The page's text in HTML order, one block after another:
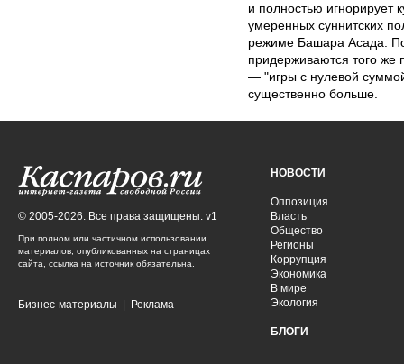
и полностью игнорирует
умеренных суннитских
режиме Башара Асада.
придерживаются того же
— "игры с нулевой
существенно больше.
© 2005-2026. Все права защищены. v1
При полном или частичном использовании
материалов, опубликованных на страницах
сайта, ссылка на источник обязательна.
Бизнес-материалы Реклама
НОВОСТИ
Оппозиция
Власть
Общество
Регионы
Коррупция
Экономика
В мире
Экология
БЛОГИ